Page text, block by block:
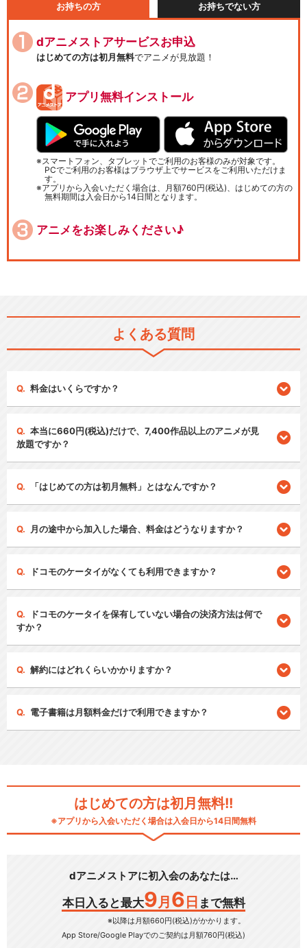
お持ちの方
お持ちでない方
dアニメストアサービスお申込
はじめての方は初月無料でアニメが見放題！
アプリ無料インストール
スマートフォン、タブレットでご利用のお客様のみが対象です。
PCでご利用のお客様はブラウザ上でサービスをご利用いただけま
す。
アプリから入会いただく場合は、月額760円(税込)、はじめての方の
無料期間は入会日から14日間となります。
アニメをお楽しみください♪
よくある質問
料金はいくらですか？
本当に660円(税込)だけで、7,400作品以上のアニメが見
放題ですか？
「はじめての方は初月無料」とはなんですか？
月の途中から加入した場合、料金はどうなりますか？
ドコモのケータイがなくても利用できますか？
ドコモのケータイを保有していない場合の決済方法は何で
すか？
解約にはどれくらいかかりますか？
電子書籍は月額料金だけで利用できますか？
はじめての方は初月無料!!
※アプリから入会いただく場合は入会日から14日間無料
dアニメストアに初入会のあなたは…
本日入ると最大9 月 6 日 まで無料
※以降は月額660円(税込)がかかります。
App Store/Google Playでのご契約は月額760円(税込)